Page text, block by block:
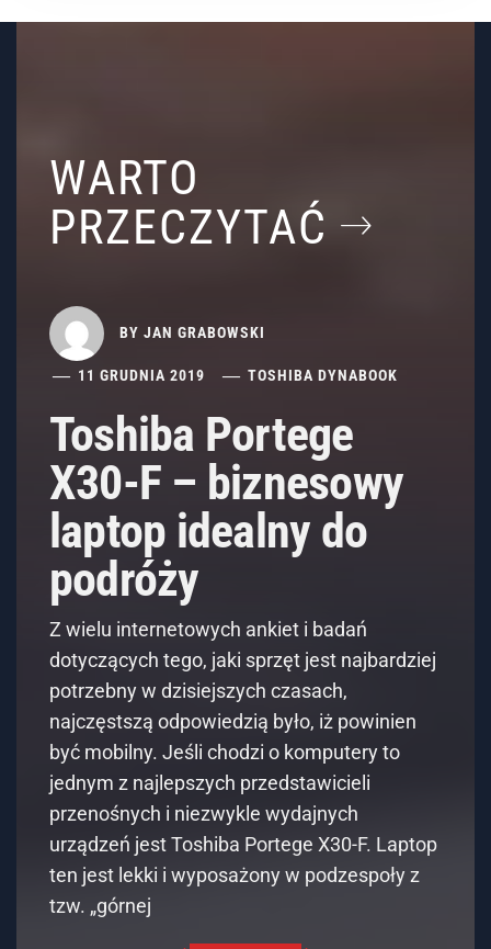
WARTO
PRZECZYTAĆ
BY JAN GRABOWSKI
11 GRUDNIA 2019 TOSHIBA DYNABOOK
Toshiba Portege
X30-F – biznesowy
laptop idealny do
podróży
Z wielu internetowych ankiet i badań
dotyczących tego, jaki sprzęt jest najbardziej
potrzebny w dzisiejszych czasach,
najczęstszą odpowiedzią było, iż powinien
być mobilny. Jeśli chodzi o komputery to
jednym z najlepszych przedstawicieli
przenośnych i niezwykle wydajnych
urządzeń jest Toshiba Portege X30-F. Laptop
ten jest lekki i wyposażony w podzespoły z
tzw. „górnej